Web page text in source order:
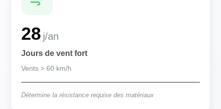
28 j/an
Jours de vent fort
Vents > 60 km/h
Détermine la résistance requise des matériaux